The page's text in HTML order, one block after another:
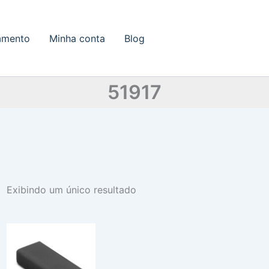
Minha conta Blog
51917
Exibindo um único resultado